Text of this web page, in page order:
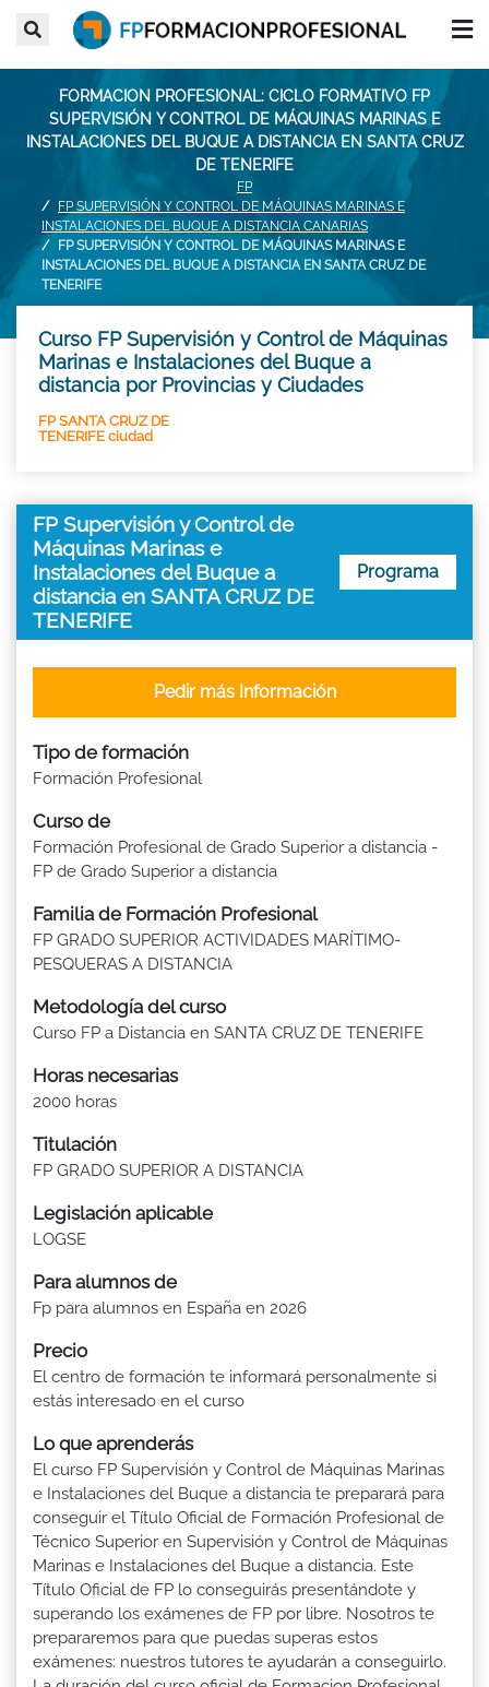
FORMACION PROFESIONAL: CICLO FORMATIVO FP
SUPERVISIÓN Y CONTROL DE MÁQUINAS MARINAS E
INSTALACIONES DEL BUQUE A DISTANCIA EN SANTA CRUZ
DE TENERIFE
FP
FP SUPERVISIÓN Y CONTROL DE MÁQUINAS MARINAS E
INSTALACIONES DEL BUQUE A DISTANCIA CANARIAS
FP SUPERVISIÓN Y CONTROL DE MÁQUINAS MARINAS E
INSTALACIONES DEL BUQUE A DISTANCIA EN SANTA CRUZ DE
TENERIFE
Curso FP Supervisión y Control de Máquinas
Marinas e Instalaciones del Buque a
distancia por Provincias y Ciudades
FP SANTA CRUZ DE
TENERIFE ciudad
FP Supervisión y Control de
Máquinas Marinas e
Instalaciones del Buque a
distancia en SANTA CRUZ DE
TENERIFE
Programa
Tipo de formación
Formación Profesional
Curso de
Formación Profesional de Grado Superior a distancia -
FP de Grado Superior a distancia
Familia de Formación Profesional
FP GRADO SUPERIOR ACTIVIDADES MARÍTIMO-
PESQUERAS A DISTANCIA
Metodología del curso
Curso FP a Distancia en SANTA CRUZ DE TENERIFE
Horas necesarias
2000 horas
Titulación
FP GRADO SUPERIOR A DISTANCIA
Legislación aplicable
LOGSE
Para alumnos de
Fp para alumnos en España en 2026
Precio
El centro de formación te informará personalmente si
estás interesado en el curso
Pedir más Información
Lo que aprenderás
El curso FP Supervisión y Control de Máquinas Marinas
e Instalaciones del Buque a distancia te preparará para
conseguir el Título Oficial de Formación Profesional de
Técnico Superior en Supervisión y Control de Máquinas
Marinas e Instalaciones del Buque a distancia. Este
Título Oficial de FP lo conseguirás presentándote y
superando los exámenes de FP por libre. Nosotros te
prepararemos para que puedas superas estos
exámenes: nuestros tutores te ayudarán a conseguirlo.